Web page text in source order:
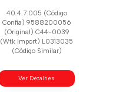
40.4.7.005 (Código
Confia) 9588200056
(Original) C44-0039
(Wtk Import) L0313035
(Código Similar)
Ver Detalhes